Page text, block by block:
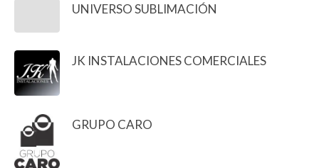
UNIVERSO SUBLIMACIÓN
JK INSTALACIONES COMERCIALES
GRUPO CARO